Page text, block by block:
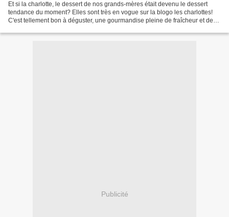
Et si la charlotte, le dessert de nos grands-mères était devenu le dessert
tendance du moment? Elles sont très en vogue sur la blogo les charlottes!
C'est tellement bon à déguster, une gourmandise pleine de fraîcheur et de
Publicité